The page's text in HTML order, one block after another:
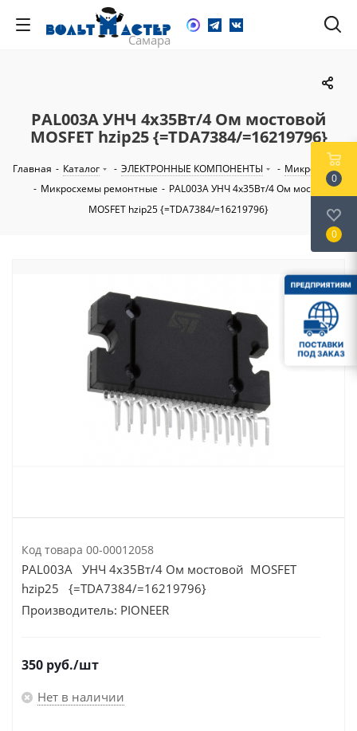
PAL003A УНЧ 4х35Вт/4 Ом мостовой
MOSFET hzip25 {=TDA7384/=16219796}
Главная - Каталог - ЭЛЕКТРОННЫЕ КОМПОНЕНТЫ - Микросхемы
- Микросхемы ремонтные - PAL003A УНЧ 4х35Вт/4 Ом мостовой
MOSFET hzip25 {=TDA7384/=16219796}
Код товара 00-00012058
PAL003A УНЧ 4х35Вт/4 Ом мостовой MOSFET
hzip25 {=TDA7384/=16219796}
Производитель: PIONEER
350 руб./шт
Нет в наличии
0
0